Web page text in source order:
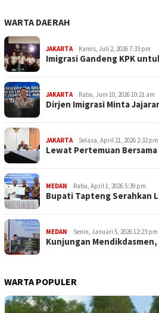
WARTA DAERAH
JAKARTA Kamis, Juli 2, 2026 7:33 pm
Imigrasi Gandeng KPK
JAKARTA Rabu, Juni 10, 2026 10:21 am
Dirjen Imigrasi Minta
JAKARTA Selasa, April 21, 2026 2:32 pm
Lewat Pertemuan Bersama
MEDAN Rabu, April 1, 2026 5:39 pm
Bupati Tapteng Serahkan
MEDAN Senin, Januari 5, 2026 12:23 pm
Kunjungan
WARTA POPULER